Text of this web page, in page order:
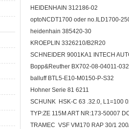
HEIDENHAIN 312186-02
optoNCDT1700 oder no.ILD1700-
heidenhain 385420-30
KROEPLIN 3326210/B2R20
SCHNEIDER 9001KA1 INTECH
Bopp&Reuther BX702-08-04011-
balluff BTL5-E10-M0150-P-S32
Hohner Serie 81 6211
SCHUNK HSK-C 63 .32.0, L1=100
TYP:ZE 115M ART NR:173-50007
TRAMEC VSF VM170 RAP 30/1